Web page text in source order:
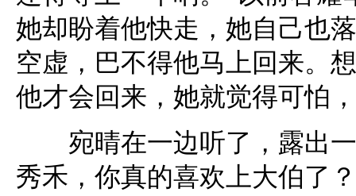
她却盼着他快走，她自己也
空虚，巴不得他马上回来。
他才会回来，她就觉得可怕
宛晴在一边听了，露出一
秀禾，你真的喜欢上大伯了